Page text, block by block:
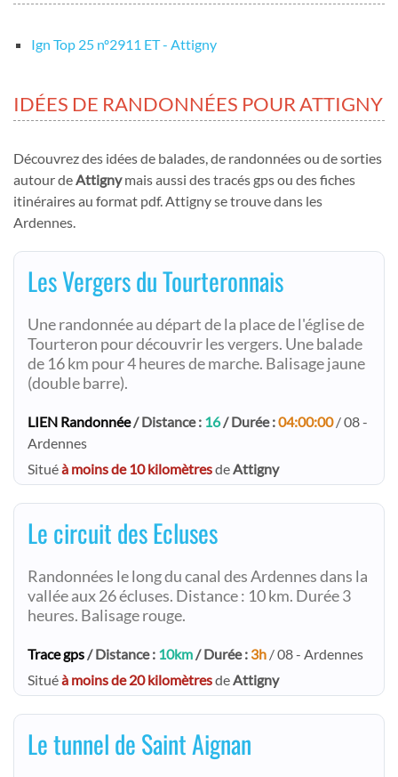
Ign Top 25 nº2911 ET - Attigny
IDÉES DE RANDONNÉES POUR ATTIGNY
Découvrez des idées de balades, de randonnées ou de sorties
autour deAttignymais aussi des tracés gps ou des fiches
itinéraires au format pdf. Attigny se trouve dans les
Ardennes.
Les Vergers du Tourteronnais
Une randonnée au départ de la place de l'église de
Tourteron pour découvrir les vergers. Une balade
de 16 km pour 4 heures de marche. Balisage jaune
(double barre).
LIEN Randonnée/ Distance : 16/ Durée :04:00:00/ 08 -
Ardennes
Situéà moins de 10 kilomètresdeAttigny
Le circuit des Ecluses
Randonnées le long du canal des Ardennes dans la
vallée aux 26 écluses. Distance : 10 km. Durée 3
heures. Balisage rouge.
Trace gps/ Distance : 10km/ Durée : 3h / 08 - Ardennes
Situéà moins de 20 kilomètresdeAttigny
Le tunnel de Saint Aignan